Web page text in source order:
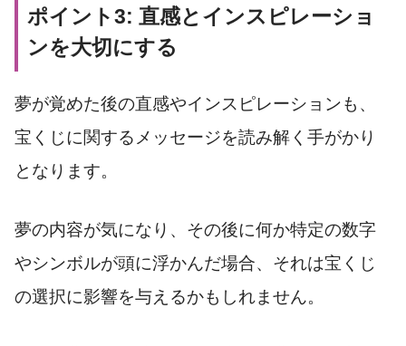
ポイント3: 直感とインスピレーショ
ンを大切にする
夢が覚めた後の直感やインスピレーションも、
宝くじに関するメッセージを読み解く手がかり
となります。
夢の内容が気になり、その後に何か特定の数字
やシンボルが頭に浮かんだ場合、それは宝くじ
の選択に影響を与えるかもしれません。